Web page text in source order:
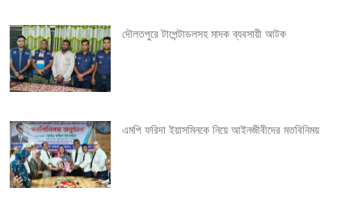
t
n
a
v
i
দৌলতপুরে টাপেন্টাডলসহ মাদক ব্যবসায়ী আটক
এমপি ফরিদা ইয়াসমিনকে নিয়ে আইনজীবীদের মতবিনিময়